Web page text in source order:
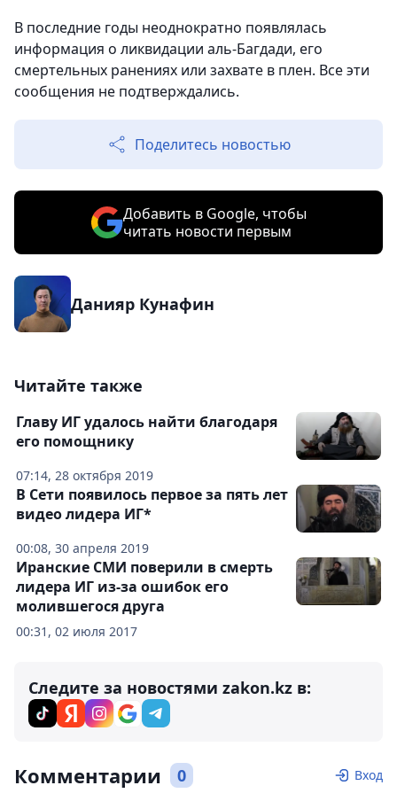
В последние годы неоднократно появлялась
информация о ликвидации аль-Багдади, его
смертельных ранениях или захвате в плен. Все эти
сообщения не подтверждались.
Поделитесь новостью
Добавить в Google, чтобы
читать новости первым
Данияр Кунафин
Читайте также
07:14, 28 октября 2019
Главу ИГ удалось найти благодаря
его помощнику
00:08, 30 апреля 2019
В Сети появилось первое за пять лет
видео лидера ИГ*
00:31, 02 июля 2017
Иранские СМИ поверили в смерть
лидера ИГ из-за ошибок его
молившегося друга
Следите за новостями zakon.kz в:
Комментарии 0 Вход